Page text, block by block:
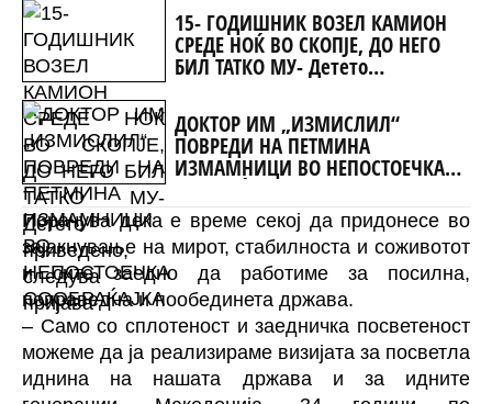
15- ГОДИШНИК ВОЗЕЛ КАМИОН
СРЕДЕ НОЌ ВО СКОПЈЕ, ДО НЕГО
БИЛ ТАТКО МУ- Детето
ДОКТОР ИМ „ИЗМИСЛИЛ“
ПОВРЕДИ НА ПЕТМИНА
ИЗМАМНИЦИ ВО НЕПОСТОЕЧКА
Порачува дека е време секој да придонесе во
зајакнување на мирот, стабилноста и соживотот
и сите заедно да работиме за посилна,
поправедна и пообединета држава.
– Само со сплотеност и заедничка посветеност
можеме да ја реализираме визијата за посветла
иднина на нашата држава и за идните